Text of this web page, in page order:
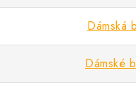
Dámská
Dámské